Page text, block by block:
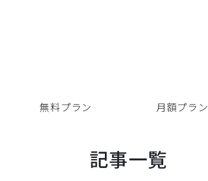
無料プラン 月額プラン
記事一覧